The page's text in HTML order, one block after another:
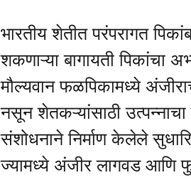
भारतीय शेतीत परंपरागत
शकणाऱ्या बागायती
मौल्यवान फळपिकामध्ये
नसून शेतकऱ्यांसाठी
संशोधनाने निर्माण केलेले
ज्यामध्ये अंजीर लागवड आणि